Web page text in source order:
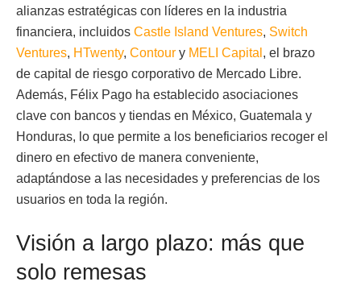
alianzas estratégicas con líderes en la industria
financiera, incluidos Castle Island Ventures, Switch
Ventures, HTwenty, Contour y MELI Capital , el brazo
de capital de riesgo corporativo de Mercado Libre.
Además, Félix Pago ha establecido asociaciones
clave con bancos y tiendas en México, Guatemala y
Honduras, lo que permite a los beneficiarios recoger el
dinero en efectivo de manera conveniente,
adaptándose a las necesidades y preferencias de los
usuarios en toda la región.
Visión a largo plazo: más que
solo remesas